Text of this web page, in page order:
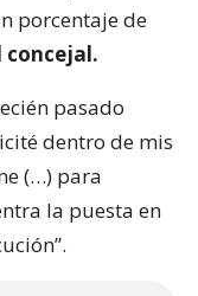
porcentaje de
concejal.
pasado
dentro de mis
(…) para
la puesta en